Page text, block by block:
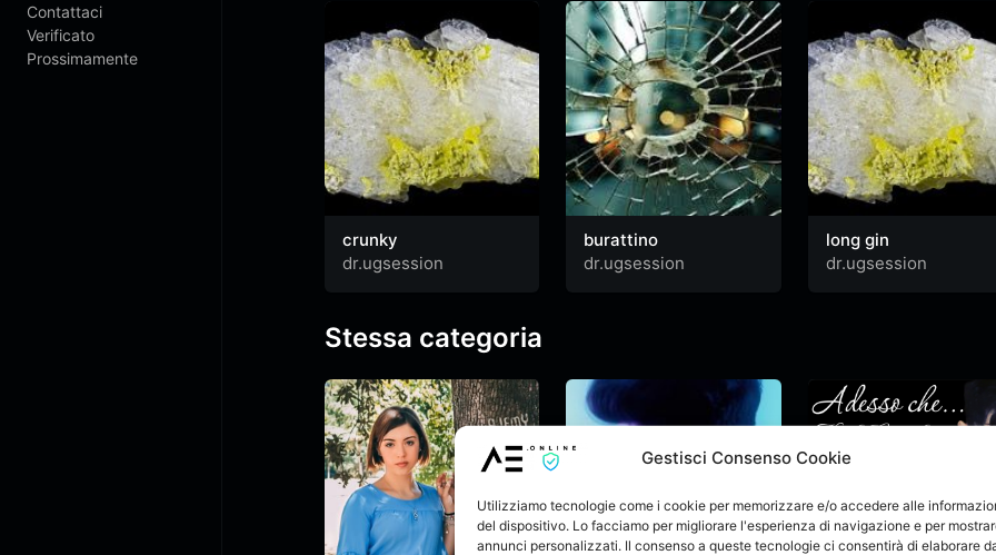
Gestisci Consenso Cookie
Utilizziamo tecnologie come i cookie per memorizzare e/o accedere alle
del dispositivo. Lo facciamo per migliorare l'esperienza di navigazione e per
annunci personalizzati. Il consenso a queste tecnologie ci consentirà di elaborare
Contattaci
Verificato
Prossimamente
crunky
dr.ugsession
burattino
dr.ugsession
long gin
dr.ugsession
Stessa categoria